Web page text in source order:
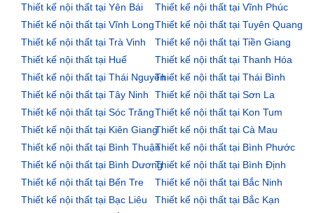
Thiết kế nội thất tại Yên Bái
Thiết kế nội thất tại Vĩnh Phúc
Thiết kế nội thất tại Vĩnh LongThiết kế nội thất tại Tuyên Quang
Thiết kế nội thất tại Trà Vinh
Thiết kế nội thất tại Tiền Giang
Thiết kế nội thất tại Huế
Thiết kế nội thất tại Thanh Hóa
Thiết kế nội thất tại Thái NguyênThiết kế nội thất tại Thái Bình
Thiết kế nội thất tại Tây Ninh
Thiết kế nội thất tại Sơn La
Thiết kế nội thất tại Sóc TrăngThiết kế nội thất tại Kon Tum
Thiết kế nội thất tại Kiên GiangThiết kế nội thất tại Cà Mau
Thiết kế nội thất tại Bình ThuậnThiết kế nội thất tại Bình Phước
Thiết kế nội thất tại Bình DươngThiết kế nội thất tại Bình Định
Thiết kế nội thất tại Bến Tre
Thiết kế nội thất tại Bắc Ninh
Thiết kế nội thất tại Bạc Liêu
Thiết kế nội thất tại Bắc Kạn